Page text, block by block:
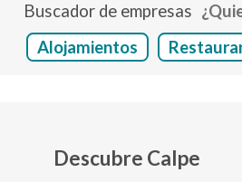
Buscador de empresas
Alojamientos
Descubre Calpe